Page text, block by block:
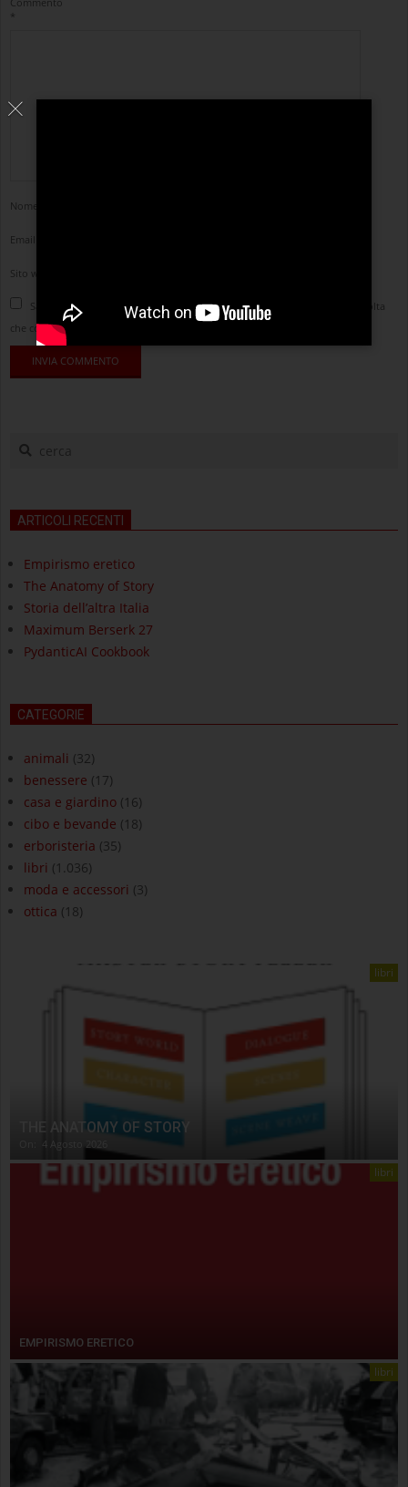
*
Nome
Email
Sito web
Salva il mio nome, email e sito web in questo browser per la prossima volta
che commento.
cerca
ARTICOLI RECENTI
Empirismo eretico
The Anatomy of Story
Storia dell’altra Italia
Maximum Berserk 27
PydanticAI Cookbook
CATEGORIE
animali (32)
benessere (17)
casa e giardino (16)
cibo e bevande (18)
erboristeria (35)
libri (1.036)
moda e accessori (3)
ottica (18)
libri
THE ANATOMY OF STORY
4 Agosto 2026
libri
EMPIRISMO ERETICO
libri